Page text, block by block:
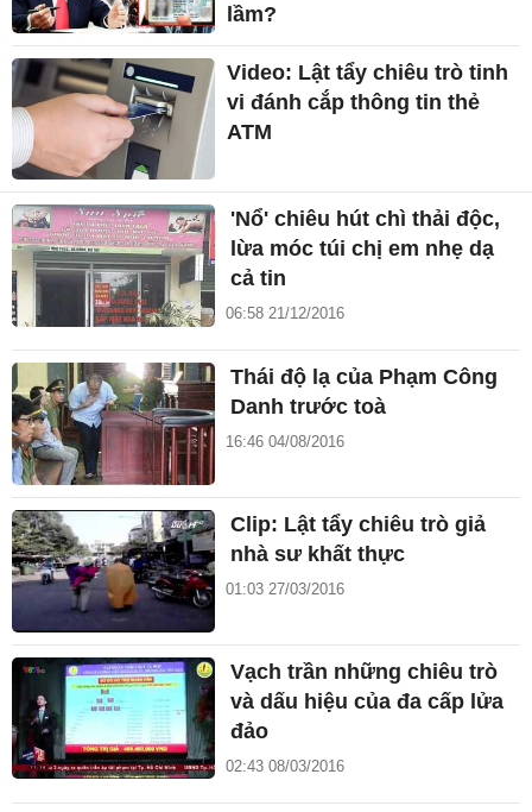
lầm?
Video: Lật tẩy chiêu trò tinh
vi đánh cắp thông tin thẻ
ATM
'Nổ' chiêu hút chì thải độc,
lừa móc túi chị em nhẹ dạ
cả tin
06:58 21/12/2016
Thái độ lạ của Phạm Công
Danh trước toà
16:46 04/08/2016
Clip: Lật tẩy chiêu trò giả
nhà sư khất thực
01:03 27/03/2016
Vạch trần những chiêu trò
và dấu hiệu của đa cấp lửa
đảo
02:43 08/03/2016